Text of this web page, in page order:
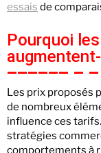
essais de
Pourquoi
Les prix proposés
de nombreux
influence ces
stratégies
comportements à